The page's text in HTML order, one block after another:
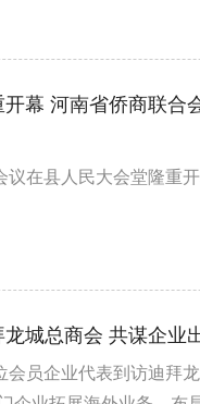
幕 河南省侨商联合
在县人民大会堂隆重开
城总商会 共谋企业
员企业代表到访迪拜